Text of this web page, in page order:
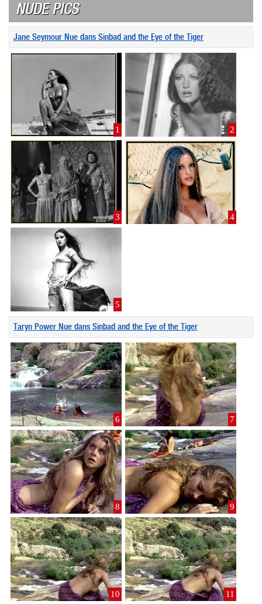
NUDE PICS
Jane Seymour Nue dans Sinbad and the Eye of the Tiger
1 2
3 4
5
Taryn Power Nue dans Sinbad and the Eye of the Tiger
6 7
8 9
10 11